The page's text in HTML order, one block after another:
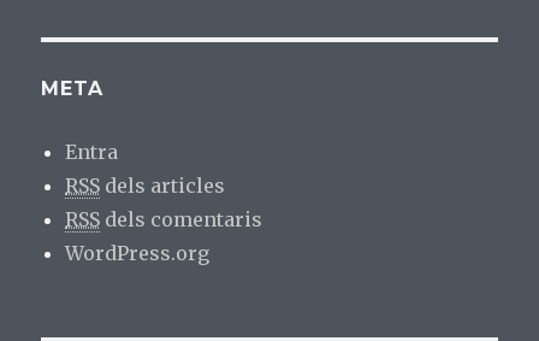
META
Entra
RSS dels articles
RSS dels comentaris
WordPress.org